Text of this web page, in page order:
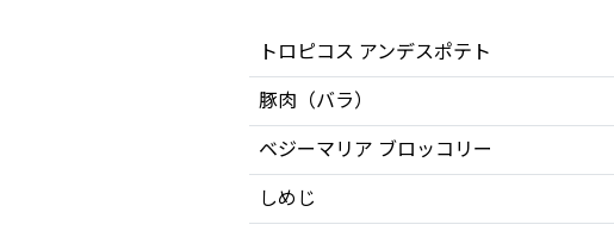
トロピコス アンデスポテト
豚肉（バラ）
ベジーマリア ブロッコリー
しめじ